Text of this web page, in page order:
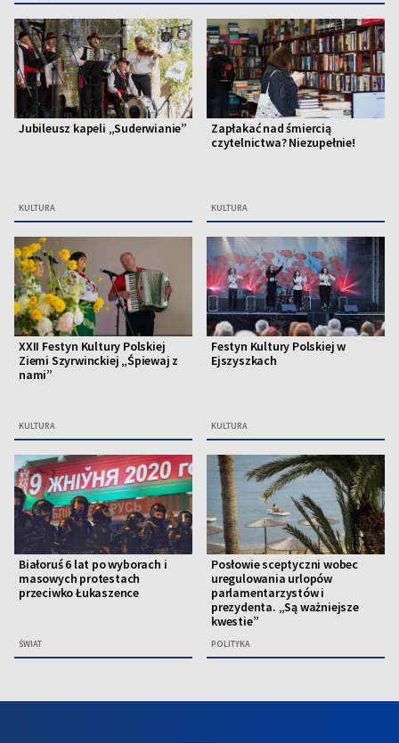
Jubileusz kapeli „Suderwianie”
KULTURA
Zapłakać nad śmiercią
czytelnictwa? Niezupełnie!
KULTURA
XXII Festyn Kultury Polskiej
Ziemi Szyrwinckiej „Śpiewaj z
nami”
KULTURA
Festyn Kultury Polskiej w
Ejszyszkach
KULTURA
Białoruś 6 lat po wyborach i
masowych protestach
przeciwko Łukaszence
ŚWIAT
Posłowie sceptyczni wobec
uregulowania urlopów
parlamentarzystów i
prezydenta. „Są ważniejsze
kwestie”
POLITYKA